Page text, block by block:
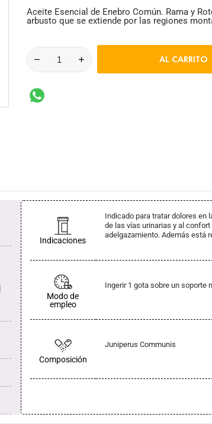
Aceite Esencial de Enebro Común. Rama y
arbusto que se extiende por las regiones
AL CARRITO
Indicaciones
Indicado para tratar dolores en
de las vías urinarias y al
adelgazamiento. Además está
Modo de
empleo
Ingerir 1 gota sobre un soporte
Composición
Juniperus Communis